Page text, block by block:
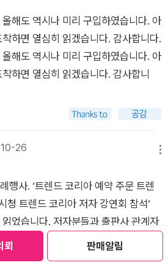
뢰 판매알림
에서 유목적 라이프스타일을 구가하는
이제 하나의 고정된 공간이 아니라
습을 보인다. 정주인구보다 관계인구
퀴드폴리탄이 주목받는다. 불균형 발
이 시대에 리퀴드폴리탄은 새로운 해
간은 누구나 돌봄을 필요로 하는 존
회, 1분 1초가 아쉬운 분초 사회에서,
졌다. 돌봄은 이제 단지 연민이 아닌 경
상태에 따른 사회적 약자들만이 그 대
당되는 서비스로 진화하고 있다. 엄마
. 돌봄경제는 바로 나의 문제인 동시
쟁력이다.
해도 역시나 미리 구입하였습니다. 아
하면 열심히 읽겠습니다. 감사합니다.
해도 역시나 미리 구입하였습니다. 아
하면 열심히 읽겠습니다. 감사합니
26
행사. ‘트렌드 코리아 예약 주문 트렌
청 트렌드 코리아 저자 강연회 참석‘
었습니다. 저자분들과 출판사 관계자